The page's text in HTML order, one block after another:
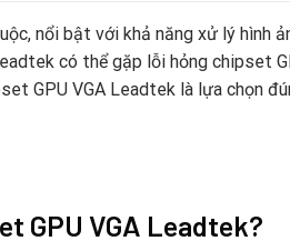
nổi bật với khả năng xử lý hình
có thể gặp lỗi hỏng chipset
GPU VGA Leadtek là lựa chọn
GPU VGA Leadtek?